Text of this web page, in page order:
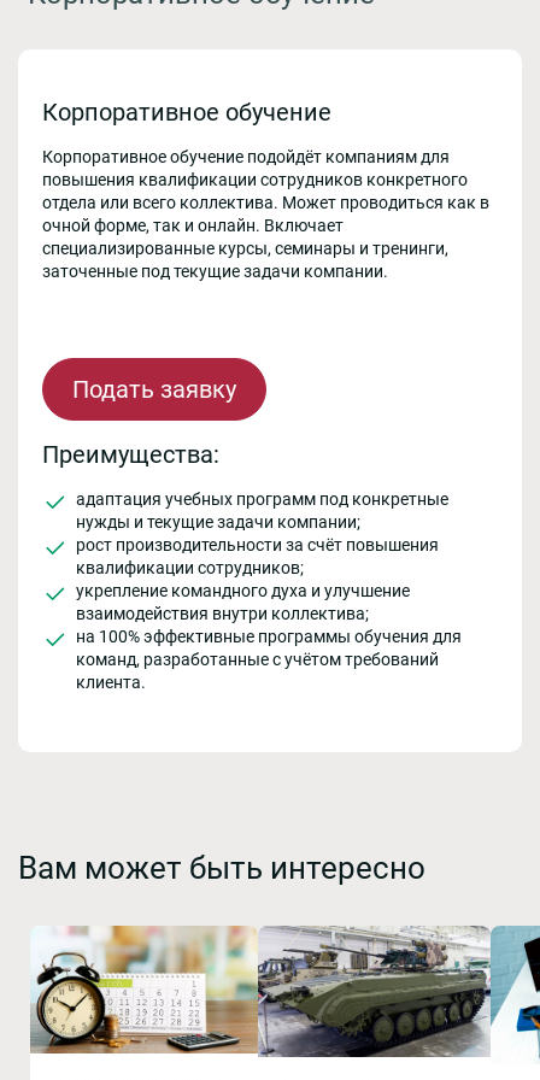
Корпоративное обучение
Корпоративное обучение подойдёт компаниям для
повышения квалификации сотрудников конкретного
отдела или всего коллектива. Может проводиться как в
очной форме, так и онлайн. Включает
специализированные курсы, семинары и тренинги,
заточенные под текущие задачи компании.
Подать заявку
Преимущества:
адаптация учебных программ под конкретные
нужды и текущие задачи компании;
рост производительности за счёт повышения
квалификации сотрудников;
укрепление командного духа и улучшение
взаимодействия внутри коллектива;
на 100% эффективные программы обучения для
команд, разработанные с учётом требований
клиента.
Вам может быть интересно